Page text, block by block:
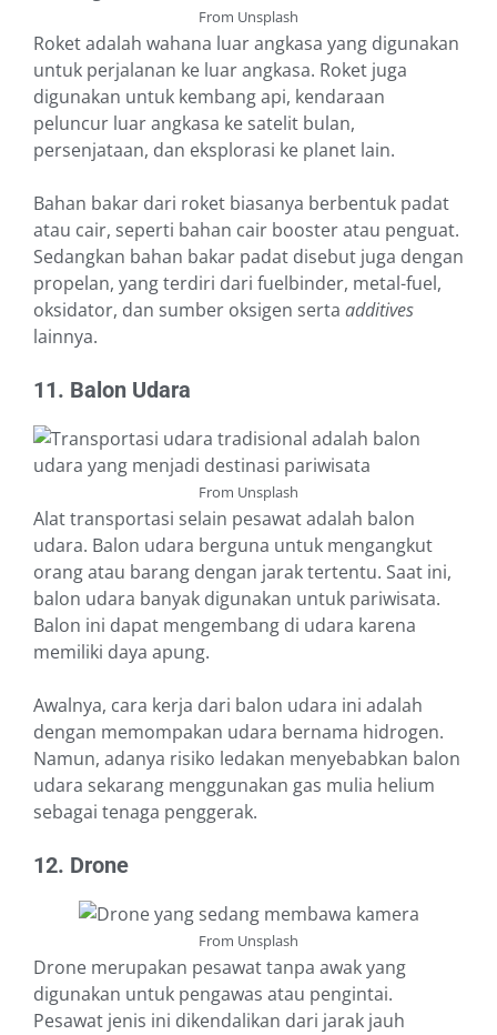
From Unsplash
Roket adalah wahana luar angkasa yang digunakan
untuk perjalanan ke luar angkasa. Roket juga
digunakan untuk kembang api, kendaraan
peluncur luar angkasa ke satelit bulan,
persenjataan, dan eksplorasi ke planet lain.
Bahan bakar dari roket biasanya berbentuk padat
atau cair, seperti bahan cair booster atau penguat.
Sedangkan bahan bakar padat disebut juga dengan
propelan, yang terdiri dari fuelbinder, metal-fuel,
oksidator, dan sumber oksigen serta additives
lainnya.
11. Balon Udara
From Unsplash
Alat transportasi selain pesawat adalah balon
udara. Balon udara berguna untuk mengangkut
orang atau barang dengan jarak tertentu. Saat ini,
balon udara banyak digunakan untuk pariwisata.
Balon ini dapat mengembang di udara karena
memiliki daya apung.
Awalnya, cara kerja dari balon udara ini adalah
dengan memompakan udara bernama hidrogen.
Namun, adanya risiko ledakan menyebabkan balon
udara sekarang menggunakan gas mulia helium
sebagai tenaga penggerak.
12. Drone
From Unsplash
Drone merupakan pesawat tanpa awak yang
digunakan untuk pengawas atau pengintai.
Pesawat jenis ini dikendalikan dari jarak jauh